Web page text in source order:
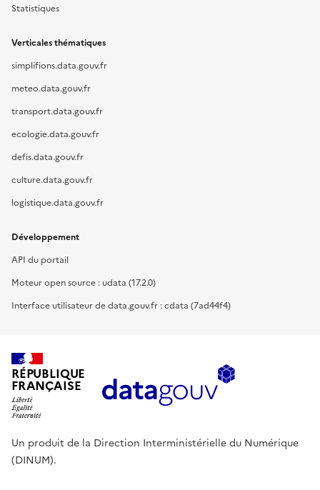
Statistiques
Verticales thématiques
simplifions.data.gouv.fr
meteo.data.gouv.fr
transport.data.gouv.fr
ecologie.data.gouv.fr
defis.data.gouv.fr
culture.data.gouv.fr
logistique.data.gouv.fr
Développement
API du portail
Moteur open source : udata (17.2.0)
Interface utilisateur de data.gouv.fr : cdata (7ad44f4)
RÉPUBLIQUE
FRANÇAISE
Un produit de la Direction Interministérielle du Numérique
(DINUM).